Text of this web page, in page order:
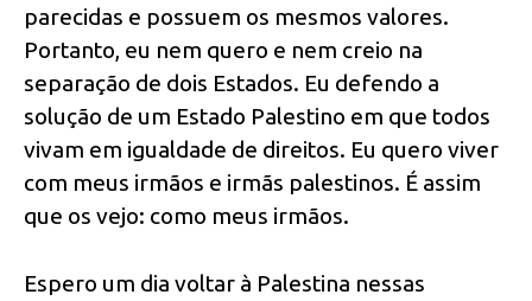
parecidas e possuem os mesmos valores.
Portanto, eu nem quero e nem creio na
separação de dois Estados. Eu defendo a
solução de um Estado Palestino em que todos
vivam em igualdade de direitos. Eu quero viver
com meus irmãos e irmãs palestinos. É assim
que os vejo: como meus irmãos.
Espero um dia voltar à Palestina nessas